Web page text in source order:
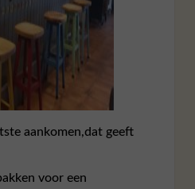
aankomen,dat geeft
voor een